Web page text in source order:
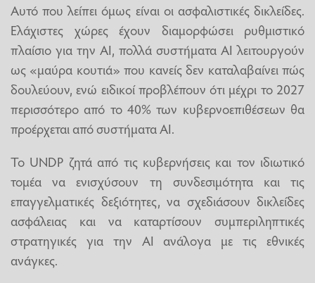
Αυτό που λείπει όμως είναι οι ασφαλιστικές δικλείδες.
Ελάχιστες χώρες έχουν διαμορφώσει ρυθμιστικό
πλαίσιο για την ΑΙ, πολλά συστήματα ΑΙ λειτουργούν
ως «μαύρα κουτιά» που κανείς δεν καταλαβαίνει πώς
δουλεύουν, ενώ ειδικοί προβλέπουν ότι μέχρι το 2027
περισσότερο από το 40% των κυβερνοεπιθέσεων θα
προέρχεται από συστήματα ΑΙ.
Το UNDP ζητά από τις κυβερνήσεις και τον ιδιωτικό
τομέα να ενισχύσουν τη συνδεσιμότητα και τις
επαγγελματικές δεξιότητες, να σχεδιάσουν δικλείδες
ασφάλειας και να καταρτίσουν συμπεριληπτικές
στρατηγικές για την ΑΙ ανάλογα με τις εθνικές
ανάγκες.